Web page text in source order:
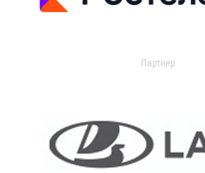
Партнер